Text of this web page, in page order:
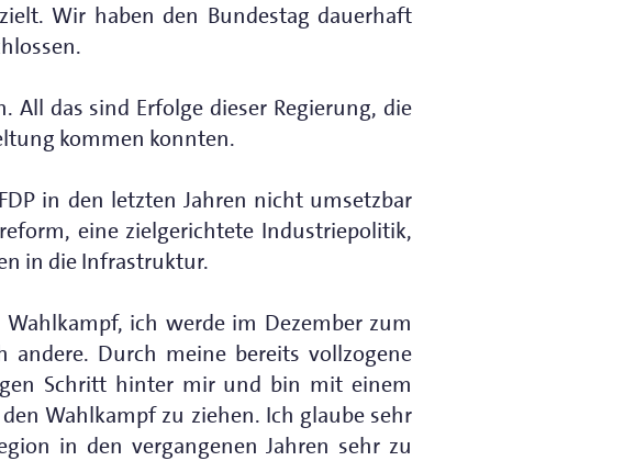
Wir haben den Bundestag dauerhaft
das sind Erfolge dieser Regierung, die
kommen konnten.
in den letzten Jahren nicht umsetzbar
eine zielgerichtete Industriepolitik,
in die Infrastruktur.
ich werde im Dezember zum
Durch meine bereits vollzogene
Schritt hinter mir und bin mit einem
Wahlkampf zu ziehen. Ich glaube sehr
in den vergangenen Jahren sehr zu